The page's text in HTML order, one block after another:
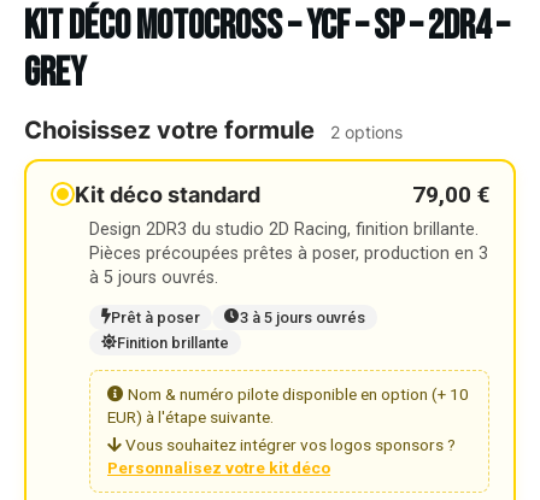
Kit déco Motocross – YCF – SP – 2DR4 –
GREY
Choisissez votre formule 2 options
Kit déco standard 79,00 €
Design 2DR3 du studio 2D Racing, finition brillante.
Pièces précoupées prêtes à poser, production en 3
à 5 jours ouvrés.
Prêt à poser
3 à 5 jours ouvrés
Finition brillante
Nom & numéro pilote disponible en option (+ 10
EUR) à l'étape suivante.
Vous souhaitez intégrer vos logos sponsors ?
Personnalisez votre kit déco